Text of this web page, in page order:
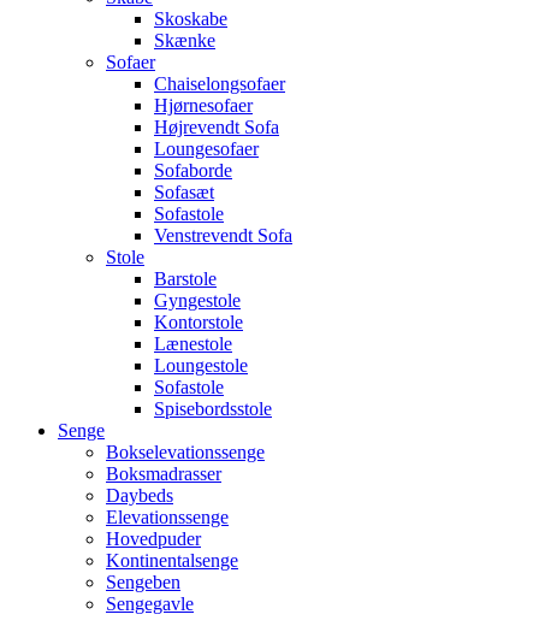
Skoskabe
Skænke
Sofaer
Chaiselongsofaer
Hjørnesofaer
Højrevendt Sofa
Loungesofaer
Sofaborde
Sofasæt
Sofastole
Venstrevendt Sofa
Stole
Barstole
Gyngestole
Kontorstole
Lænestole
Loungestole
Sofastole
Spisebordsstole
Senge
Bokselevationssenge
Boksmadrasser
Daybeds
Elevationssenge
Hovedpuder
Kontinentalsenge
Sengeben
Sengegavle